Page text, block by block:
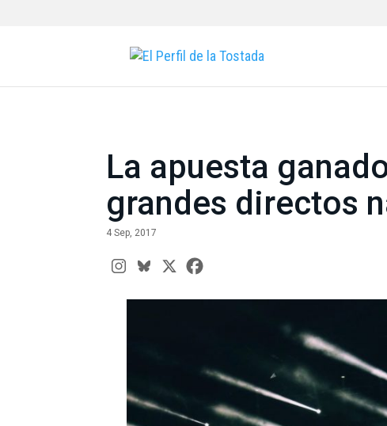
La apuesta
grandes directos
4 Sep, 2017